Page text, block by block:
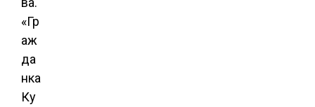
«Гр
аж
да
нка
Ку